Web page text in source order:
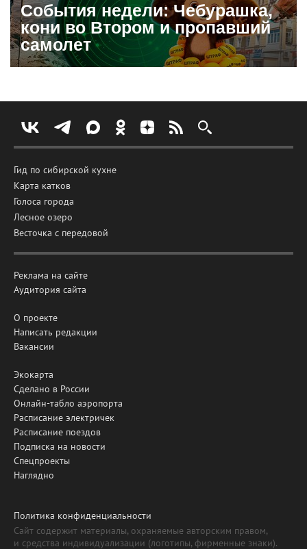
События недели: Чебурашка,
кони во Втором и пропавший
самолет
Гид по сибирской кухне
Карта катков
Голоса города
Лесное озеро
Весточка с передовой
Реклама на сайте
Аудитория сайта
О проекте
Написать редакции
Вакансии
Экокарта
Сделано в России
Онлайн-табло аэропорта
Расписание электричек
Расписание поездов
Подписка на новости
Спецпроекты
Наглядно
Политика конфиденциальности
Сайт содержит материалы, охраняемые авторским правом,
и средства индивидуализации (логотипы, фирменные знаки).